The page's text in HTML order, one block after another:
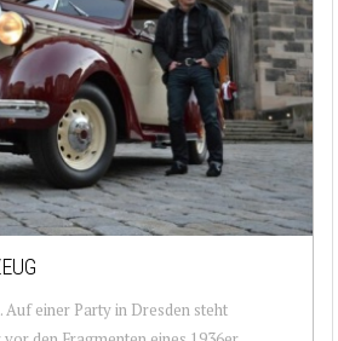
Auf einer Party in Dresden steht